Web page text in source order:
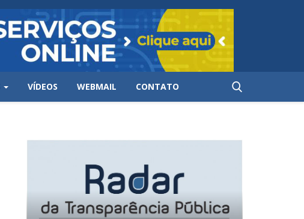
VÍDEOS WEBMAIL CONTATO